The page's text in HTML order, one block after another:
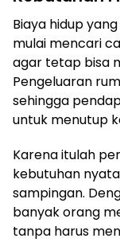
Biaya hidup
mulai mencari
agar tetap bisa
Pengeluaran
sehingga
untuk menutup
Karena itulah
kebutuhan
sampingan.
banyak orang
tanpa harus